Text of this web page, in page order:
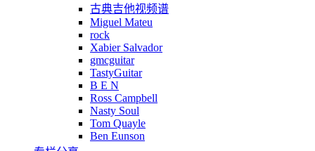
古典吉他视频谱
Miguel Mateu
rock
Xabier Salvador
gmcguitar
TastyGuitar
B E N
Ross Campbell
Nasty Soul
Tom Quayle
Ben Eunson